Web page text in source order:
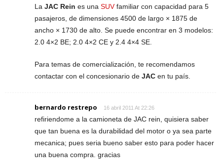
La JAC Rein es una SUVfamiliar con capacidad para 5
pasajeros, de dimensiones 4500 de largo × 1875 de
ancho × 1730 de alto. Se puede encontrar en 3 modelos:
2.0 4×2 BE; 2.0 4×2 CE y 2.4 4×4 SE.
Para temas de comercialización, te recomendamos
contactar con el concesionario de JAC en tu país.
bernardo restrepo 16 abril 2011 At 22:26
refiriendome a la camioneta de JAC rein, quisiera saber
que tan buena es la durabilidad del motor o ya sea parte
mecanica; pues seria bueno saber esto para poder hacer
una buena compra. gracias